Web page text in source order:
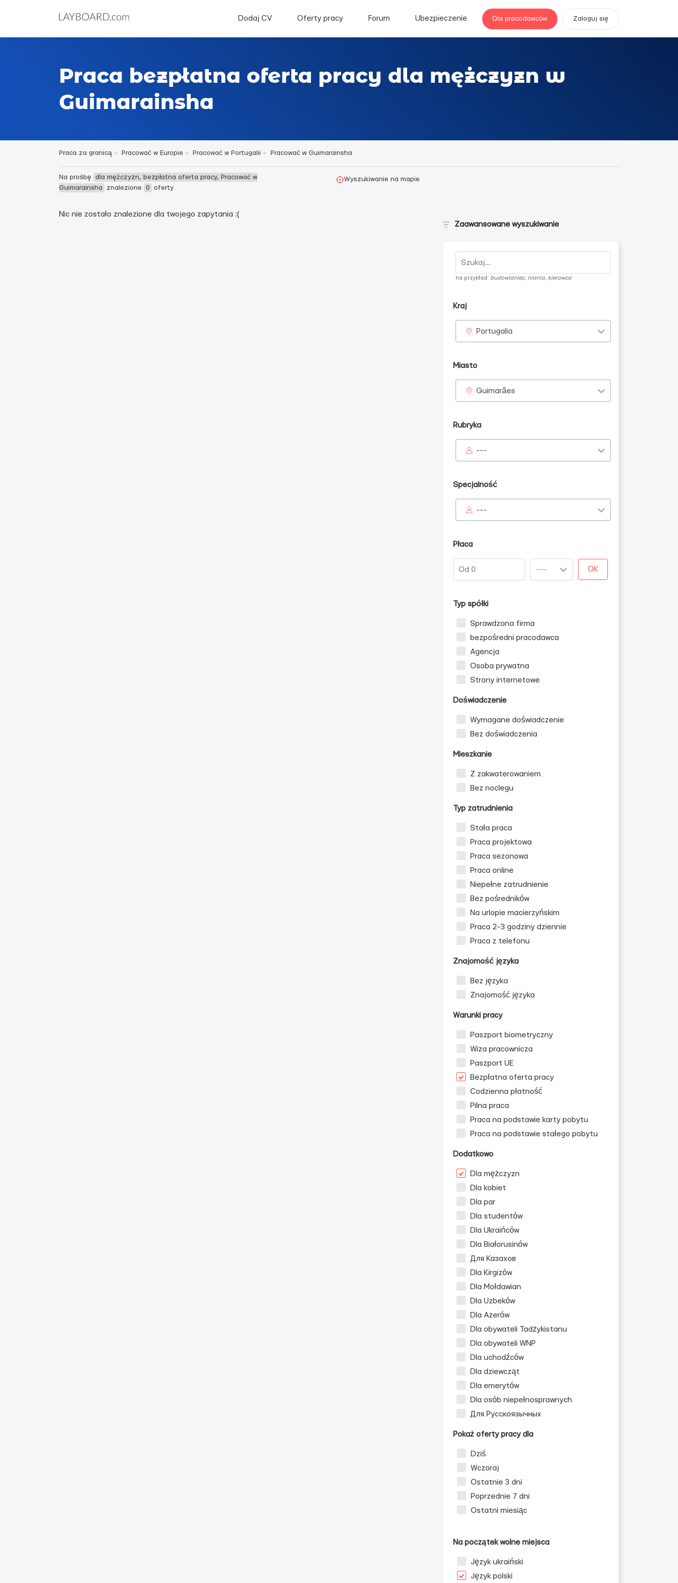
Dodaj CV Oferty pracy Forum Ubezpieczenie Dla pracodawców Zaloguj się
Praca bezpłatna oferta pracy dla mężczyzn w
Guimarainsha
Praca za granicą Pracować w Europie Pracować w Portugalii Pracować w Guimarainsha
Na prośbę dla mężczyzn, bezpłatna oferta pracy, Pracować w
Guimarainsha
znalezione 0 oferty
Wyszukiwanie na mapie
Nic nie zostało znalezione dla twojego zapytania :(
Zaawansowane wyszukiwanie
na przykład: budowlaniec, niania, kierowca
Kraj
Portugalia
Miasto
Guimarães
Rubryka
---
Specjalność
---
Płaca
OK
Typ spółki
Sprawdzona firma
bezpośredni pracodawca
Agencja
Osoba prywatna
Strony internetowe
Doświadczenie
Wymagane doświadczenie
Bez doświadczenia
Mieszkanie
Z zakwaterowaniem
Bez noclegu
Typ zatrudnienia
Stała praca
Praca projektowa
Praca sezonowa
Praca online
Niepełne zatrudnienie
Bez pośredników
Na urlopie macierzyńskim
Praca 2-3 godziny dziennie
Praca z telefonu
Znajomość języka
Bez języka
Znajomość języka
Warunki pracy
Paszport biometryczny
Wiza pracownicza
Paszport UE
Bezpłatna oferta pracy
Codzienna płatność
Pilna praca
Praca na podstawie karty pobytu
Praca na podstawie stałego pobytu
Dodatkowo
Dla mężczyzn
Dla kobiet
Dla par
Dla studentów
Dla Ukraińców
Dla Białorusinów
Для Казахов
Dla Kirgizów
Dla Mołdawian
Dla Uzbeków
Dla Azerów
Dla obywateli Tadżykistanu
Dla obywateli WNP
Dla uchodźców
Dla dziewcząt
Dla emerytów
Dla osób niepełnosprawnych
Для Русскоязычных
Pokaż oferty pracy dla
Dziś
Wczoraj
Ostatnie 3 dni
Poprzednie 7 dni
Ostatni miesiąc
Na początek wolne miejsca
Język ukraiński
Język polski